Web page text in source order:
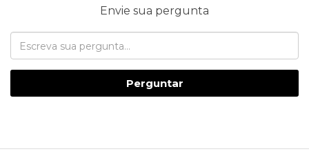
Envie sua pergunta
Perguntar